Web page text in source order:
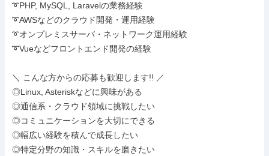
➰PHP, MySQL, Laravelの業務経験
➰AWSなどのクラウド開発・運用経験
➰オンプレミスサーバ・ネットワーク運用経験
➰Vueなどフロントエンド開発の経験
＼ こんな方からの応募も歓迎します!! ／
◎Linux, Asteriskなどに興味がある
◎通信系・クラウド領域に挑戦したい
◎コミュニケーションを大切にできる
◎幅広い経験を積んで成長したい
◎特定分野の知識・スキルを磨きたい